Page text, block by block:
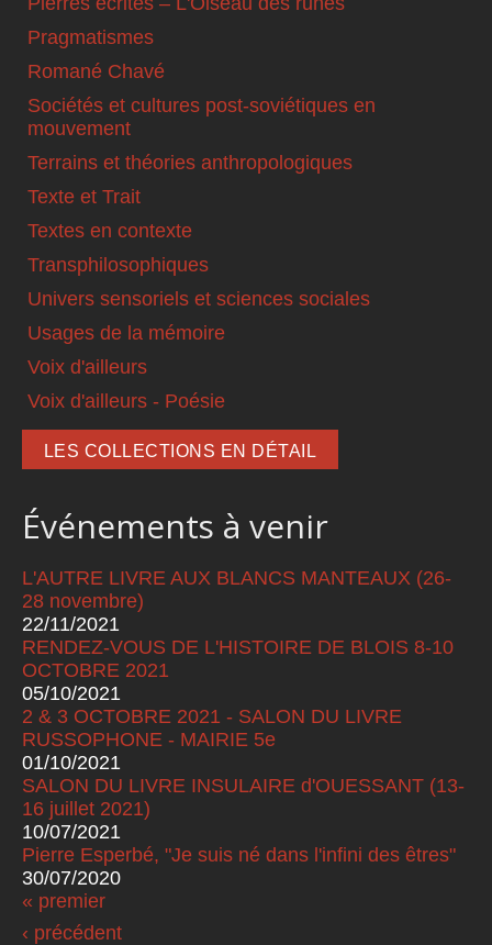
Pragmatismes
Romané Chavé
Sociétés et cultures post-soviétiques en
mouvement
Terrains et théories anthropologiques
Texte et Trait
Textes en contexte
Transphilosophiques
Univers sensoriels et sciences sociales
Usages de la mémoire
Voix d'ailleurs
Voix d'ailleurs - Poésie
LES COLLECTIONS EN DÉTAIL
Événements à venir
L'AUTRE LIVRE AUX BLANCS MANTEAUX (26-
28 novembre)
22/11/2021
RENDEZ-VOUS DE L'HISTOIRE DE BLOIS 8-10
OCTOBRE 2021
05/10/2021
2 & 3 OCTOBRE 2021 - SALON DU LIVRE
RUSSOPHONE - MAIRIE 5e
01/10/2021
SALON DU LIVRE INSULAIRE d'OUESSANT (13-
16 juillet 2021)
10/07/2021
Pierre Esperbé, "Je suis né dans l'infini des êtres"
30/07/2020
Pages
« premier
‹ précédent